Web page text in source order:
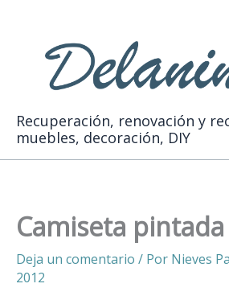
contenido
Recuperación, renovación y
muebles, decoración, DIY
Camiseta pintada
Deja un comentario / Por Nieves
2012